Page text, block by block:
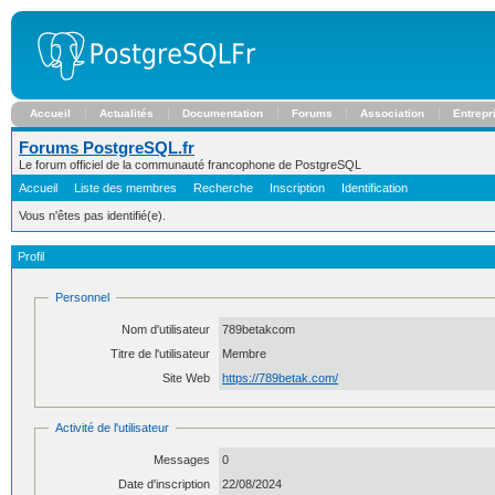
Accueil Actualités Documentation Forums Association
Forums PostgreSQL.fr
Le forum officiel de la communauté francophone de PostgreSQL
Accueil
Liste des membres Recherche Inscription Identification
Vous n'êtes pas identifié(e).
Profil
Personnel
Nom d'utilisateur
789betakcom
Titre de l'utilisateur
Membre
Site Web
https://789betak.com/
Activité de l'utilisateur
Messages
0
Date d'inscription
22/08/2024